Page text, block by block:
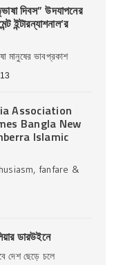
দিবস” উদযাপনের
ইন্টারন্যাশনাল’র
মানুষের ভাবপ্রকাশ
Association
Bangla New
Islamic
fanfare &
ডারউইনে
দেশ ছেড়ে চলে